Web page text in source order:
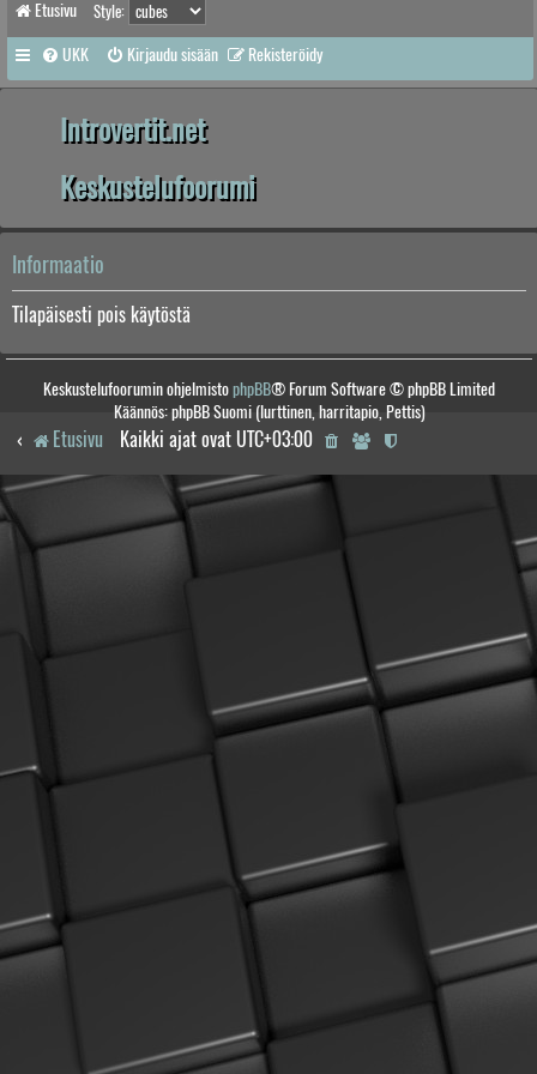
Etusivu Style:
UKK Kirjaudu sisään Rekisteröidy
Introvertit.net
Keskustelufoorumi
Informaatio
Tilapäisesti pois käytöstä
Keskustelufoorumin ohjelmistophpBB® Forum Software © phpBB Limited
Käännös: phpBB Suomi (lurttinen, harritapio, Pettis)
Etusivu Kaikki ajat ovat UTC+03:00